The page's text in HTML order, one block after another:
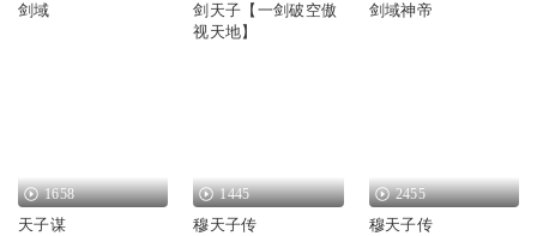
剑域
剑天子【一剑破空傲
视天地】
剑域神帝
1658
天子谋
1445
穆天子传
2455
穆天子传